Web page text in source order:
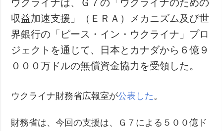
ウクライナは、Ｇ７の「ウクライナのための
収益加速支援」（ＥＲＡ）メカニズム及び世
界銀行の「ピース・イン・ウクライナ」プロ
ジェクトを通じて、日本とカナダから６億９
０００万ドルの無償資金協力を受領した。
ウクライナ財務省広報室が公表した。
財務省は、今回の支援は、Ｇ７による５００億ド